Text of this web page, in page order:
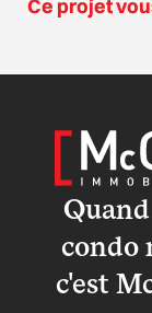
Ce projet
condo
c'est